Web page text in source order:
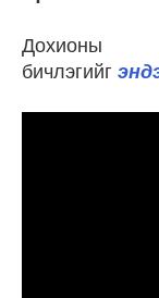
Дохионы
бичлэгийг